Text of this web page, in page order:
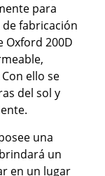
para
fabricación
Oxford 200D
ello se
del sol y
una
un
en un lugar